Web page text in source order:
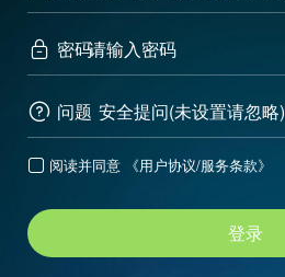
 密码
 问题 安全提问(未设置请忽略)
 阅读并同意 《用户协议/服务条款》
登录